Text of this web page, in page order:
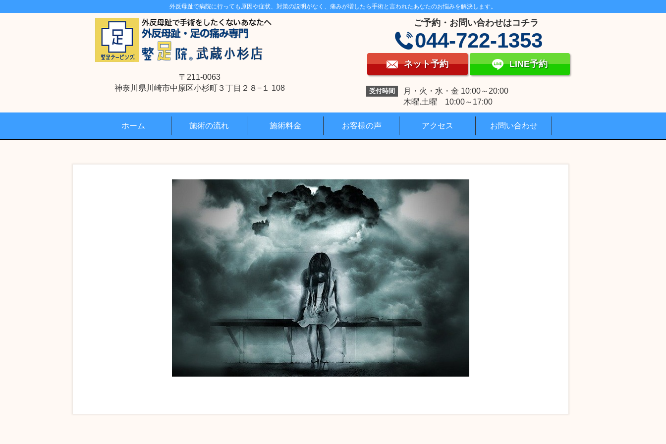
外反母趾で病院に行っても原因や症状、対策の説明がなく、痛みが増したら手術と言われたあなたのお悩みを解決します。
〒211-0063
神奈川県川崎市中原区小杉町３丁目２８−１ 108
ご予約・お問い合わせはコチラ
044-722-1353
ネット予約 LINE予約
受付時間
月・火・水・金 10:00～20:00
木曜.土曜 10:00～17:00
ホーム 施術の流れ 施術料金 お客様の声 アクセス お問い合わせ